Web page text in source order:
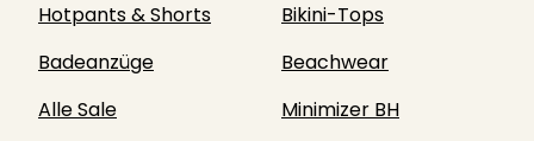
Hotpants & Shorts
Bikini-Tops
Badeanzüge
Beachwear
Alle Sale
Minimizer BH